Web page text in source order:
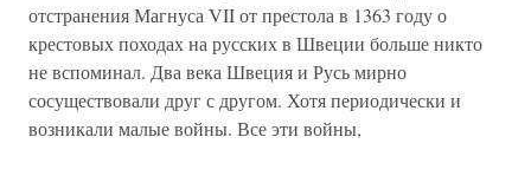
отстранения Магнуса VII от престола в 1363 году о
крестовых походах на русских в Швеции больше никто
не вспоминал. Два века Швеция и Русь мирно
сосуществовали друг с другом. Хотя периодически и
возникали малые войны. Все эти войны,